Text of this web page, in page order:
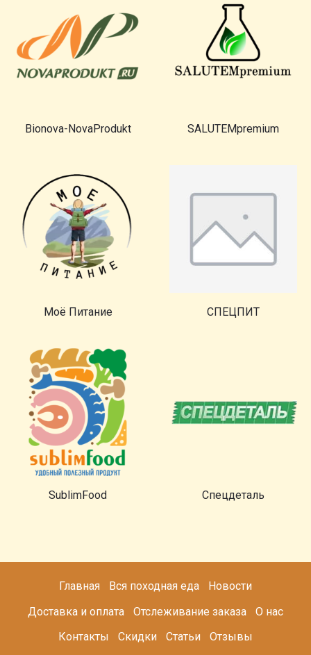
Bionova-NovaProdukt SALUTEMpremium
Моё Питание СПЕЦПИТ
SublimFood Спецдеталь
Главная Вся походная еда
Новости
Доставка и оплата
Отслеживание заказа
О нас
Контакты
Скидки Статьи
Отзывы